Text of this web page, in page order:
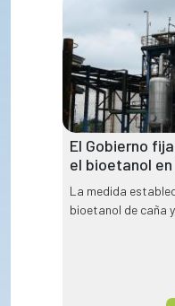
El Gobierno
el bioetanol en
La medida
bioetanol de caña